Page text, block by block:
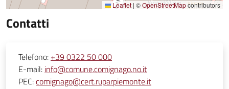
Leaflet | ©OpenStreetMapcontributors
Contatti
Telefono: +39 0322 50 000
E-mail: info@comune.comignago.no.it
PEC:comignago@cert.ruparpiemonte.it